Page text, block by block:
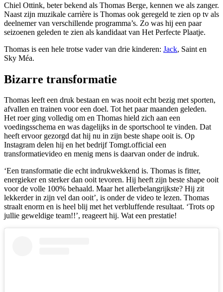
Chiel Ottink, beter bekend als Thomas Berge, kennen we als zanger.
Naast zijn muzikale carrière is Thomas ook geregeld te zien op tv als
deelnemer van verschillende programma’s. Zo was hij een paar
seizoenen geleden te zien als kandidaat van Het Perfecte Plaatje.
Thomas is een hele trotse vader van drie kinderen: Jack, Saint en
Sky Méa.
Bizarre transformatie
Thomas leeft een druk bestaan en was nooit echt bezig met sporten,
afvallen en trainen voor een doel. Tot het paar maanden geleden.
Het roer ging volledig om en Thomas hield zich aan een
voedingsschema en was dagelijks in de sportschool te vinden. Dat
heeft ervoor gezorgd dat hij nu in zijn beste shape ooit is. Op
Instagram delen hij en het bedrijf Tomgt.official een
transformatievideo en menig mens is daarvan onder de indruk.
‘Een transformatie die echt indrukwekkend is. Thomas is fitter,
energieker en sterker dan ooit tevoren. Hij heeft zijn beste shape ooit
voor de volle 100% behaald. Maar het allerbelangrijkste? Hij zit
lekkerder in zijn vel dan ooit’, is onder de video te lezen. Thomas
straalt enorm en is heel blij met het verbluffende resultaat. ‘Trots op
jullie geweldige team!!’, reageert hij. Wat een prestatie!